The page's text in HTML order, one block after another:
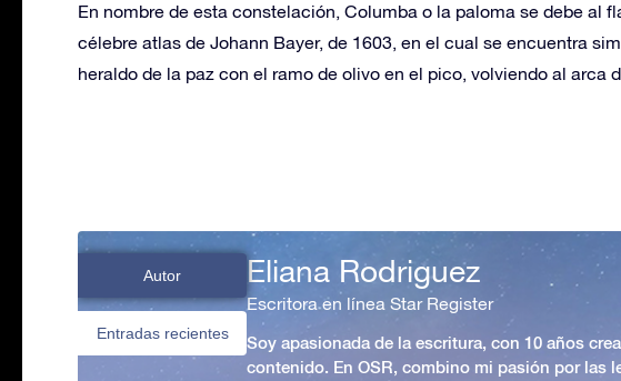
En nombre de esta constelación, Columba o la paloma se debe al
célebre atlas de Johann Bayer, de 1603, en el cual se encuentra
heraldo de la paz con el ramo de olivo en el pico, volviendo al arca
Autor
Entradas recientes
Eliana Rodriguez
Escritora en línea Star Register
Soy apasionada de la escritura, con 10 años
contenido. En OSR, combino mi pasión por las